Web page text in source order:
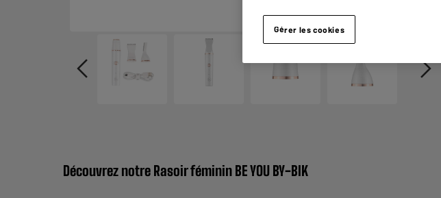
Découvrez notre Rasoir féminin BE YOU BY-BIK
Gérer les cookies